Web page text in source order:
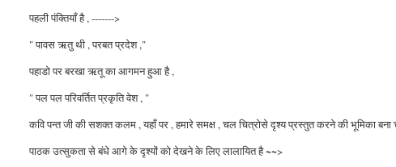
पहली पंक्तियाँ है , ------->
" पावस ऋतु थी , परबत प्रदेश ,"
पहाडो पर बरखा ऋतू का आगमन हुआ है ,
" पल पल परिवर्तित प्रकृति वेश , "
कवि पन्त जी की सशक्त कलम , यहाँ पर , हमारे समक्ष , चल चित्रोसे दृश्य प्रस्तुत करने की भूमिका
पाठक उत्सुकता से बंधे आगे के दृश्यों को देखने के लिए लालायित है ~~>